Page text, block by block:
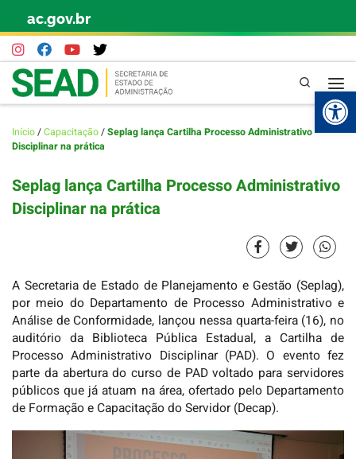
Skip to content
ac.gov.br
Pesquisa
Início/Capacitação/Seplag lança Cartilha Processo Administrativo
Disciplinar na prática
Seplag lança Cartilha Processo Administrativo
Disciplinar na prática
A Secretaria de Estado de Planejamento e Gestão (Seplag),
por meio do Departamento de Processo Administrativo e
Análise de Conformidade, lançou nessa quarta-feira (16), no
auditório da Biblioteca Pública Estadual, a Cartilha de
Processo Administrativo Disciplinar (PAD). O evento fez
parte da abertura do curso de PAD voltado para servidores
públicos que já atuam na área, ofertado pelo Departamento
de Formação e Capacitação do Servidor (Decap).